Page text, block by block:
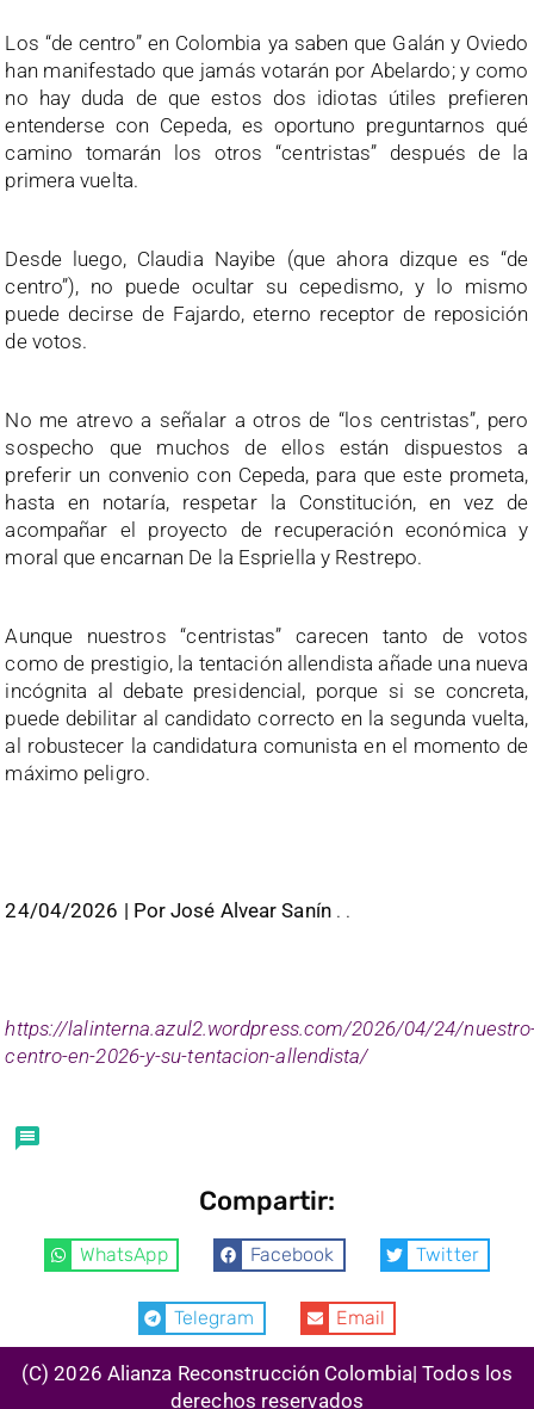
Los “de centro” en Colombia ya saben que Galán y Oviedo
han manifestado que jamás votarán por Abelardo; y como
no hay duda de que estos dos idiotas útiles prefieren
entenderse con Cepeda, es oportuno preguntarnos qué
camino tomarán los otros “centristas” después de la
primera vuelta.
Desde luego, Claudia Nayibe (que ahora dizque es “de
centro”), no puede ocultar su cepedismo, y lo mismo
puede decirse de Fajardo, eterno receptor de reposición
de votos.
No me atrevo a señalar a otros de “los centristas”, pero
sospecho que muchos de ellos están dispuestos a
preferir un convenio con Cepeda, para que este prometa,
hasta en notaría, respetar la Constitución, en vez de
acompañar el proyecto de recuperación económica y
moral que encarnan De la Espriella y Restrepo.
Aunque nuestros “centristas” carecen tanto de votos
como de prestigio, la tentación allendista añade una nueva
incógnita al debate presidencial, porque si se concreta,
puede debilitar al candidato correcto en la segunda vuelta,
al robustecer la candidatura comunista en el momento de
máximo peligro.
24/04/2026 | Por José Alvear Sanín. .
https://lalinterna.azul2.wordpress.com/2026/04/24/
centro-en-2026-y-su-tentacion-allendista/
Compartir:
WhatsApp Facebook Twitter
Telegram Email
(C) 2026 Alianza Reconstrucción Colombia| Todos los
derechos reservados